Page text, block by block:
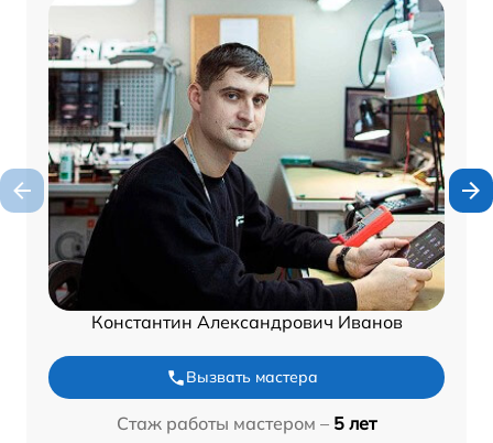
Константин Александрович Иванов
Вызвать мастера
Стаж работы мастером – 5 лет